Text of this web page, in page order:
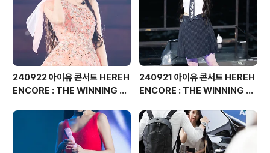
240922 아이유 콘서트 HEREH
ENCORE : THE WINNING 직
240921 아이유 콘서트 HEREH
ENCORE : THE WINNING 직